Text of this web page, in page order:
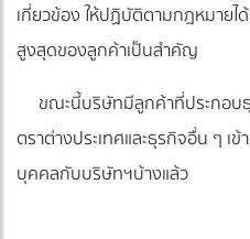
เกี่ยวข้อง ให้ปฏิบัติตามกฎหมาย
สูงสุดของลูกค้าเป็นสำคัญ
ขณะนี้บริษัทมีลูกค้าที่ประกอบธุ
ตราต่างประเทศและธุรกิจอื่น ๆ เ
บุคคลกับบริษัทฯบ้างแล้ว